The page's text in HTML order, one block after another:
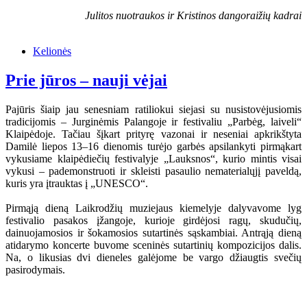
Julitos nuotraukos ir Kristinos dangoraižių kadrai
Kelionės
Prie jūros – nauji vėjai
Pajūris šiaip jau senesniam ratiliokui siejasi su nusistovėjusiomis
tradicijomis – Jurginėmis Palangoje ir festivaliu „Parbėg, laiveli“
Klaipėdoje. Tačiau šįkart prityrę vazonai ir neseniai apkrikštyta
Damilė liepos 13–16 dienomis turėjo garbės apsilankyti pirmąkart
vykusiame klaipėdiečių festivalyje „Lauksnos“, kurio mintis visai
vykusi – pademonstruoti ir skleisti pasaulio nematerialųjį paveldą,
kuris yra įtrauktas į „UNESCO“.
Pirmąją dieną Laikrodžių muziejaus kiemelyje dalyvavome lyg
festivalio pasakos įžangoje, kurioje girdėjosi ragų, skudučių,
dainuojamosios ir šokamosios sutartinės sąskambiai. Antrąją dieną
atidarymo koncerte buvome sceninės sutartinių kompozicijos dalis.
Na, o likusias dvi dieneles galėjome be vargo džiaugtis svečių
pasirodymais.